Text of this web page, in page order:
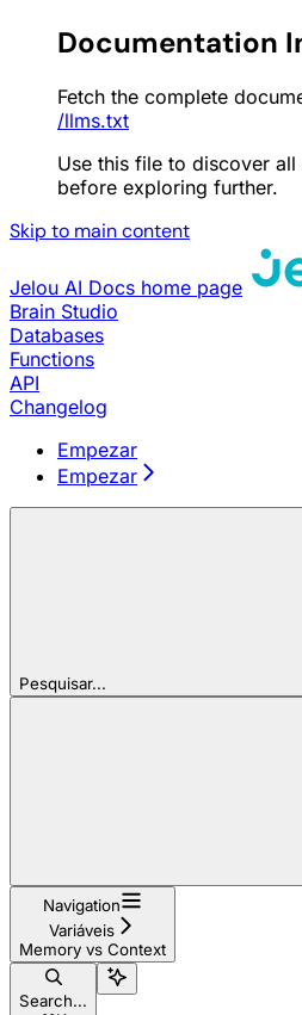
Documentation
Fetch the complete
/llms.txt
Use this file to discover
before exploring further.
Skip to main content
Jelou AI Docs home page
Brain Studio
Databases
Functions
API
Changelog
Empezar
Empezar
Pesquisar...
Navigation
Variáveis
Memory vs Context
Search...